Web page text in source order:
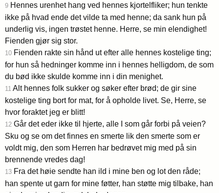
9 Hennes urenhet hang ved hennes kjortelfliker; hun tenkte
ikke på hvad ende det vilde ta med henne; da sank hun på
underlig vis, ingen trøstet henne. Herre, se min elendighet!
Fienden gjør sig stor.
10 Fienden rakte sin hånd ut efter alle hennes kostelige ting;
for hun så hedninger komme inn i hennes helligdom, de som
du bød ikke skulde komme inn i din menighet.
11 Alt hennes folk sukker og søker efter brød; de gir sine
kostelige ting bort for mat, for å opholde livet. Se, Herre, se
hvor foraktet jeg er blitt!
12 Går det eder ikke til hjerte, alle I som går forbi på veien?
Sku og se om det finnes en smerte lik den smerte som er
voldt mig, den som Herren har bedrøvet mig med på sin
brennende vredes dag!
13 Fra det høie sendte han ild i mine ben og lot den råde;
han spente ut garn for mine føtter, han støtte mig tilbake, han